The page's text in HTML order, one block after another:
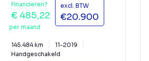
Financieren?
€ 485,22
per maand
excl. BTW
€20.900
145.484 km
11-2019
Handgeschakeld